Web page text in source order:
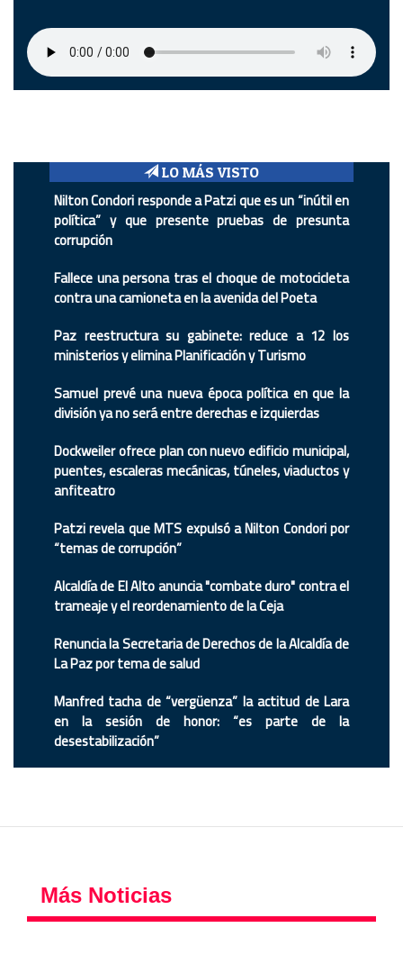
LO MÁS VISTO
Nilton Condori responde a Patzi que es un “inútil en
política” y que presente pruebas de presunta
corrupción
Fallece una persona tras el choque de motocicleta
contra una camioneta en la avenida del Poeta
Paz reestructura su gabinete: reduce a 12 los
ministerios y elimina Planificación y Turismo
Samuel prevé una nueva época política en que la
división ya no será entre derechas e izquierdas
Dockweiler ofrece plan con nuevo edificio municipal,
puentes, escaleras mecánicas, túneles, viaductos y
anfiteatro
Patzi revela que MTS expulsó a Nilton Condori por
“temas de corrupción”
Alcaldía de El Alto anuncia "combate duro" contra el
trameaje y el reordenamiento de la Ceja
Renuncia la Secretaria de Derechos de la Alcaldía de
La Paz por tema de salud
Manfred tacha de “vergüenza” la actitud de Lara
en la sesión de honor: “es parte de la
desestabilización”
Más Noticias